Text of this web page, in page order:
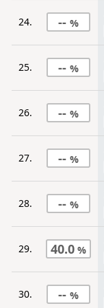
24. --
25. --
26. --
27. --
28. --
29. 40.0
30. --